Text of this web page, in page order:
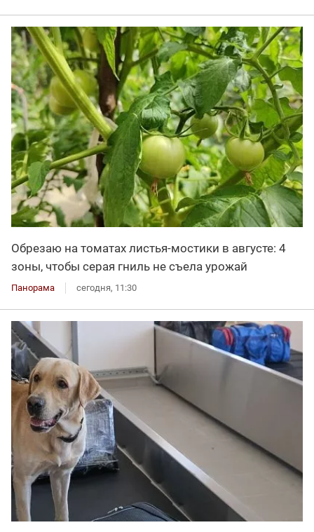
Обрезаю на томатах листья-мостики в августе: 4
зоны, чтобы серая гниль не съела урожай
Панорама сегодня, 11:30